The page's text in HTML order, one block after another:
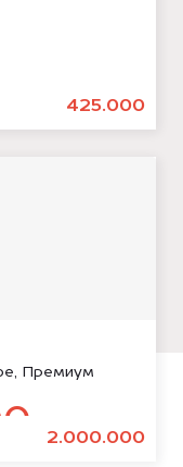
425.000
Премиум
2.000.000